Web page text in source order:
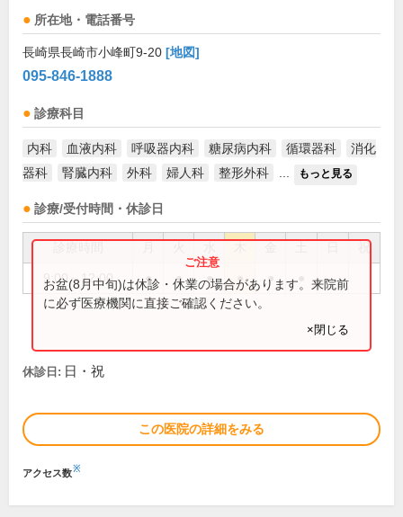
所在地・電話番号
長崎県長崎市小峰町9-20 [地図]
095-846-1888
診療科目
内科 血液内科 呼吸器内科 糖尿病内科 循環器科
消化
器科
腎臓内科 外科 婦人科 整形外科 もっと見る
診療/受付時間・休診日
祝
9:00～12:00 ● ● ● ● ●
お盆(8月中旬)は休診・休業の場合があります。来院前
に必ず医療機関に直接ご確認ください。
×閉じる
休診日: 日・祝
この医院の詳細をみる
アクセス数※